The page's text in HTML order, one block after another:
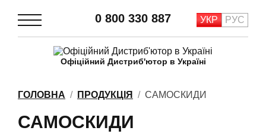
Офіційний Дистриб'ютор в Україні
0 800 330 887 УКР РУС
ГОЛОВНА ПРОДУКЦІЯ САМОСКИДИ
САМОСКИДИ